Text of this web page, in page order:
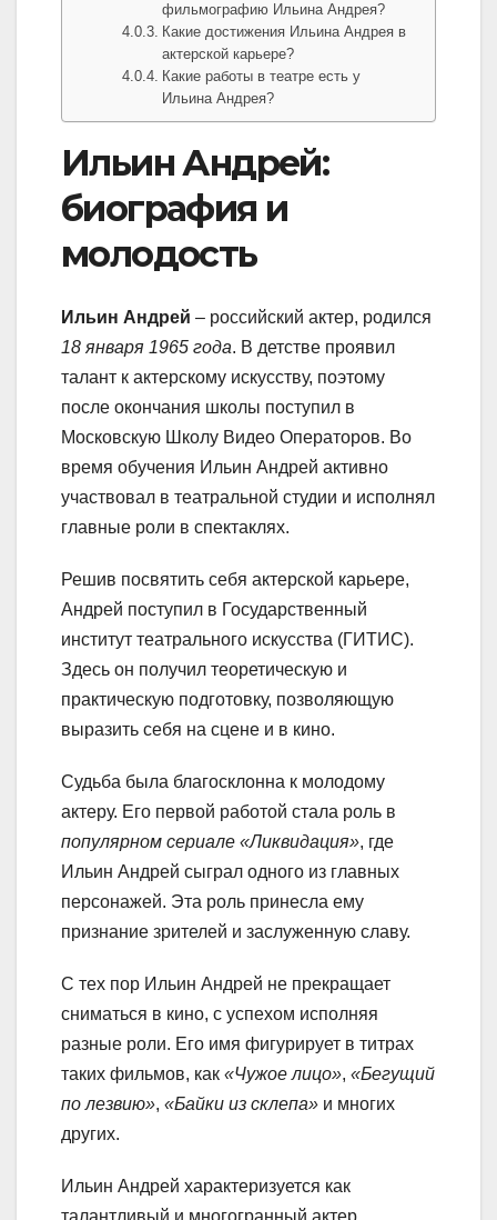
фильмографию Ильина Андрея?
Какие достижения Ильина Андрея в
актерской карьере?
Какие работы в театре есть у
Ильина Андрея?
Ильин Андрей:
биография и
молодость
Ильин Андрей – российский актер, родился
18 января 1965 года. В детстве проявил
талант к актерскому искусству, поэтому
после окончания школы поступил в
Московскую Школу Видео Операторов. Во
время обучения Ильин Андрей активно
участвовал в театральной студии и исполнял
главные роли в спектаклях.
Решив посвятить себя актерской карьере,
Андрей поступил в Государственный
институт театрального искусства (ГИТИС).
Здесь он получил теоретическую и
практическую подготовку, позволяющую
выразить себя на сцене и в кино.
Судьба была благосклонна к молодому
актеру. Его первой работой стала роль в
популярном сериале «Ликвидация», где
Ильин Андрей сыграл одного из главных
персонажей. Эта роль принесла ему
признание зрителей и заслуженную славу.
С тех пор Ильин Андрей не прекращает
сниматься в кино, с успехом исполняя
разные роли. Его имя фигурирует в титрах
таких фильмов, как «Чужое лицо», «Бегущий
по лезвию», «Байки из склепа» и многих
других.
Ильин Андрей характеризуется как
талантливый и многогранный актер,